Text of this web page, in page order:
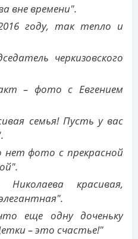
вне времени".
году, так тепло и
черкизовского
– фото с Евгением
семья! Пусть у вас
нет фото с прекрасной
красивая,
еще одну доченьку
– это счастье!"